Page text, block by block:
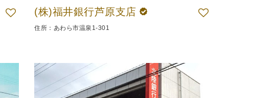
(株)福井銀行芦原支店
住所：あわら市温泉1-301